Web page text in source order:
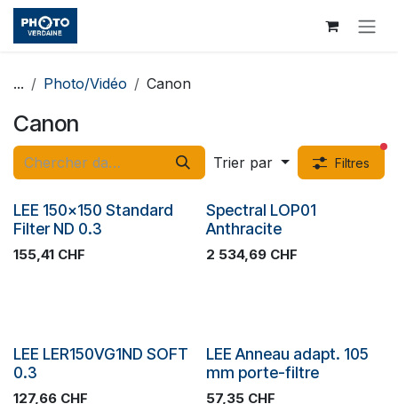
Se rendre au contenu
... Photo/Vidéo Canon
Canon
Trier par Filtres
SOLDES
LEE 150x150 Standard
Filter ND 0.3
155,41 CHF
SOLDES
Spectral LOP01
Anthracite
2 534,69CHF
SOLDES
LEE LER150VG1ND SOFT
0.3
127,66 CHF
SOLDES
LEE Anneau adapt. 105
mm porte-filtre
57,35CHF